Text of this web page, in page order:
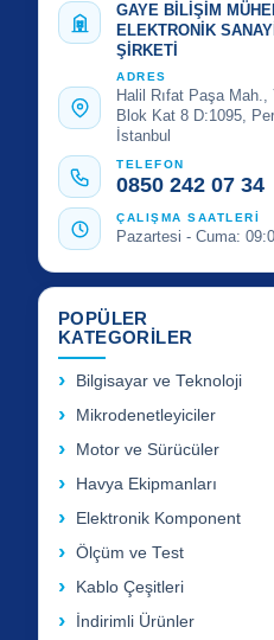
GAYE BİLİŞİM
ELEKTRONİK
ŞİRKETİ
ADRES
Halil Rıfat Paşa
Blok Kat 8 D:1095,
İstanbul
TELEFON
0850 242 07 34
ÇALIŞMA SAATLERİ
Pazartesi - Cuma:
POPÜLER
KATEGORİLER
Bilgisayar ve Teknoloji
Mikrodenetleyiciler
Motor ve Sürücüler
Havya Ekipmanları
Elektronik Komponent
Ölçüm ve Test
Kablo Çeşitleri
İndirimli Ürünler